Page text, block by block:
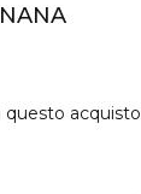
questo acquisto